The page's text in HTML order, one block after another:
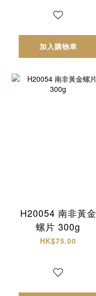
加入購物車
H20054 南非黃金
螺片 300g
HK$75.00